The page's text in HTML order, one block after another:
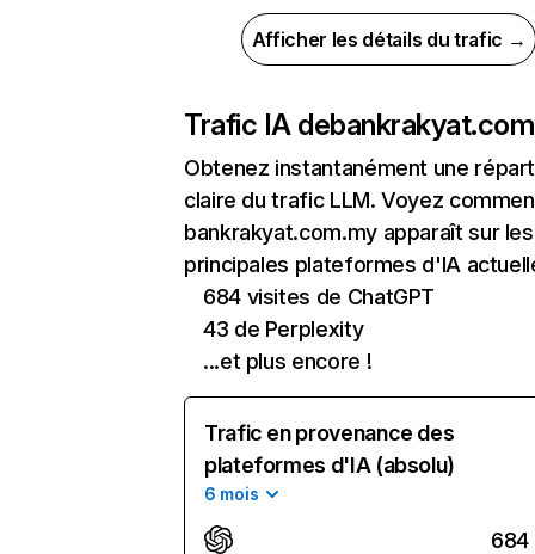
Afficher les détails du trafic →
Trafic IA de
Obtenez instantanément une
claire du trafic LLM. Voyez
bankrakyat.com.my apparaît sur les
principales plateformes d'IA
684 visites de ChatGPT
43 de Perplexity
...et plus encore !
Trafic en provenance des
plateformes d'IA (absolu)
6 mois
684